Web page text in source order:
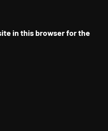
in this browser for the
Bagikan Beragam